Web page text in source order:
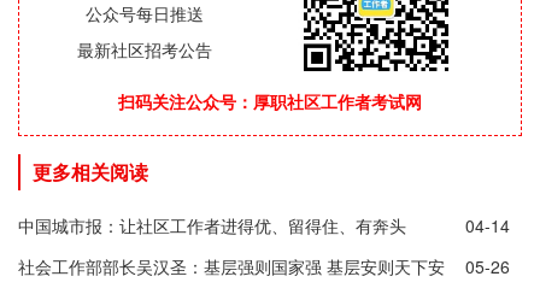
公众号每日推送
最新社区招考公告
扫码关注公众号：厚职社区工作者考试网
更多相关阅读
中国城市报：让社区工作者进得优、留得住、有奔头
04-14
社会工作部部长吴汉圣：基层强则国家强 基层安则天下安
05-26